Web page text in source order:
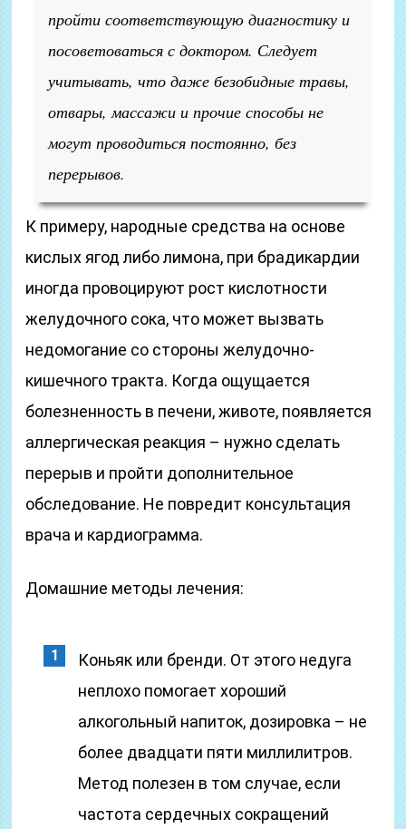
пройти соответствующую диагностику и
посоветоваться с доктором. Следует
учитывать, что даже безобидные травы,
отвары, массажи и прочие способы не
могут проводиться постоянно, без
перерывов.
К примеру, народные средства на основе
кислых ягод либо лимона, при брадикардии
иногда провоцируют рост кислотности
желудочного сока, что может вызвать
недомогание со стороны желудочно-
кишечного тракта. Когда ощущается
болезненность в печени, животе, появляется
аллергическая реакция – нужно сделать
перерыв и пройти дополнительное
обследование. Не повредит консультация
врача и кардиограмма.
Домашние методы лечения:
Коньяк или бренди. От этого недуга
неплохо помогает хороший
алкогольный напиток, дозировка – не
более двадцати пяти миллилитров.
Метод полезен в том случае, если
частота сердечных сокращений